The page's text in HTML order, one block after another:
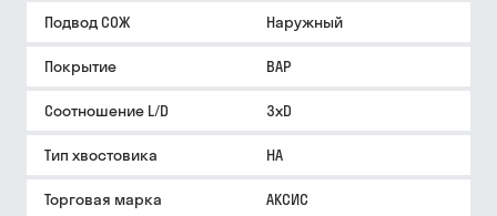
Подвод СОЖ Наружный
Покрытие BAP
Соотношение L/D 3xD
Тип хвостовика HA
Торговая марка АКСИС